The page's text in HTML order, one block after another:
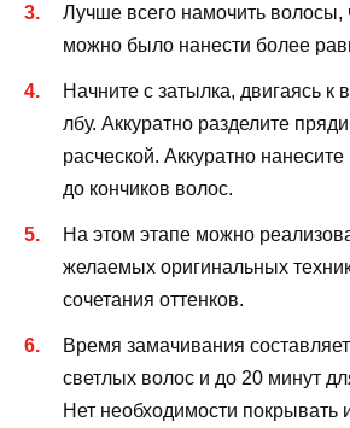
Лучше всего намочить волосы,
можно было нанести более
Начните с затылка, двигаясь к
лбу. Аккуратно разделите
расческой. Аккуратно
до кончиков волос.
На этом этапе можно
желаемых оригинальных
сочетания оттенков.
Время замачивания
светлых волос и до 20 минут
Нет необходимости покрывать